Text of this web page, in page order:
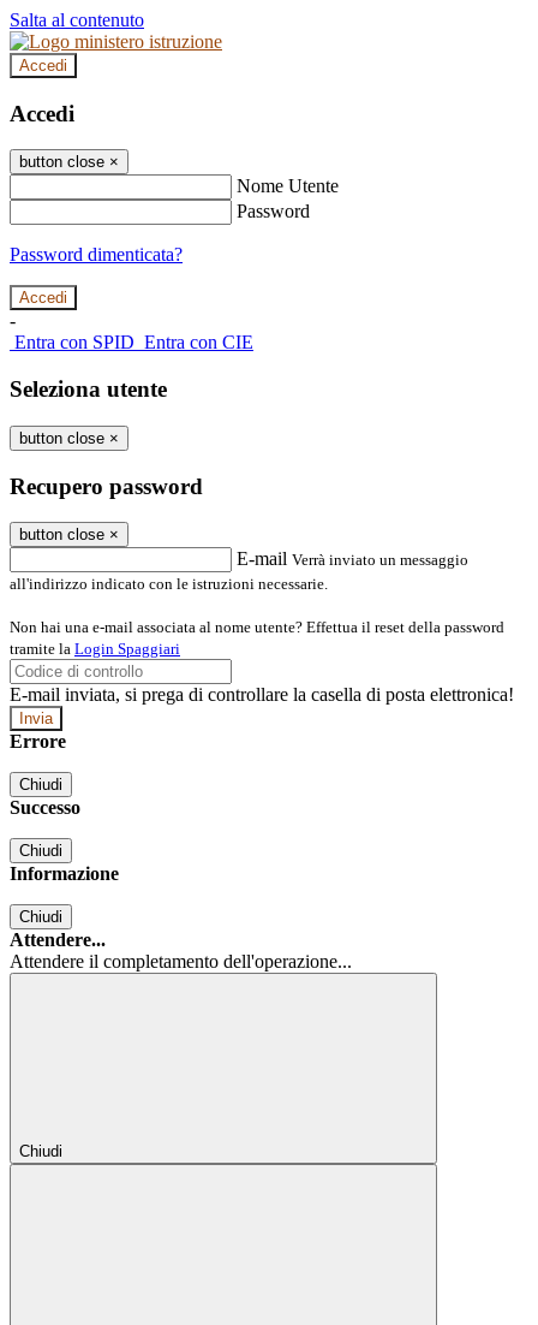
Salta al contenuto
Accedi
Accedi
button close ×
Nome Utente
Password
Password dimenticata?
-
Entra con SPID Entra con CIE
Seleziona utente
button close ×
Recupero password
button close ×
E-mail Verrà inviato un messaggio
all'indirizzo indicato con le istruzioni necessarie.
Non hai una e-mail associata al nome utente? Effettua il reset della password
tramite la Login Spaggiari
E-mail inviata, si prega di controllare la casella di posta elettronica!
Errore
Chiudi
Successo
Chiudi
Informazione
Chiudi
Attendere...
Attendere il completamento dell'operazione...
Chiudi